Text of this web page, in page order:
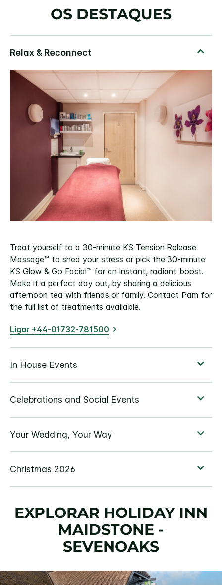
OS DESTAQUES
Treat yourself to a 30-minute KS Tension Release
Massage™ to shed your stress or pick the 30-minute
KS Glow & Go Facial™ for an instant, radiant boost.
Make it a perfect day out, by sharing a delicious
afternoon tea with friends or family. Contact Pam for
the full list of treatments available.
Ligar +44-01732-781500
EXPLORAR HOLIDAY INN
MAIDSTONE -
SEVENOAKS